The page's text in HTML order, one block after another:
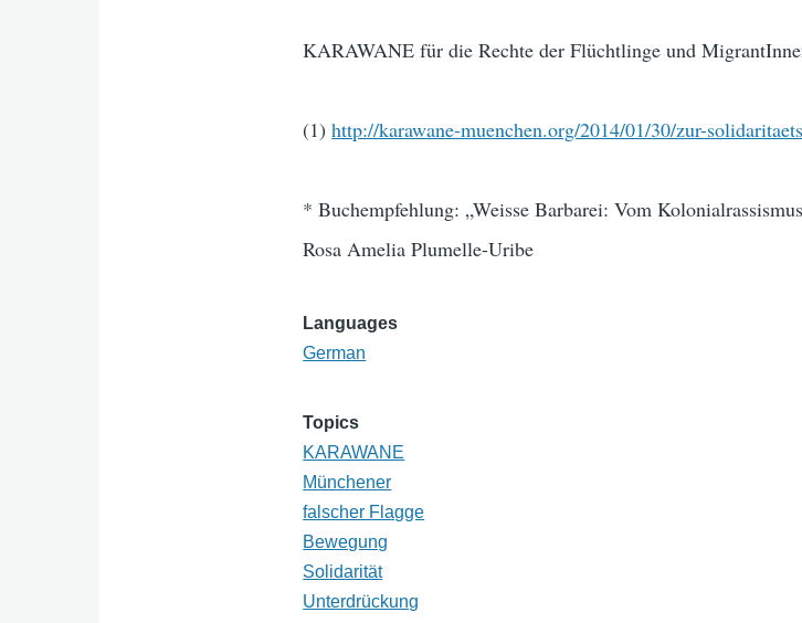
KARAWANE für die Rechte der Flüchtlinge und
(1)http://karawane-muenchen.org/2014/01/30/zur-
* Buchempfehlung: „Weisse Barbarei: Vom
Rosa Amelia Plumelle-Uribe
Languages
German
Topics
KARAWANE
Münchener
falscher Flagge
Bewegung
Solidarität
Unterdrückung